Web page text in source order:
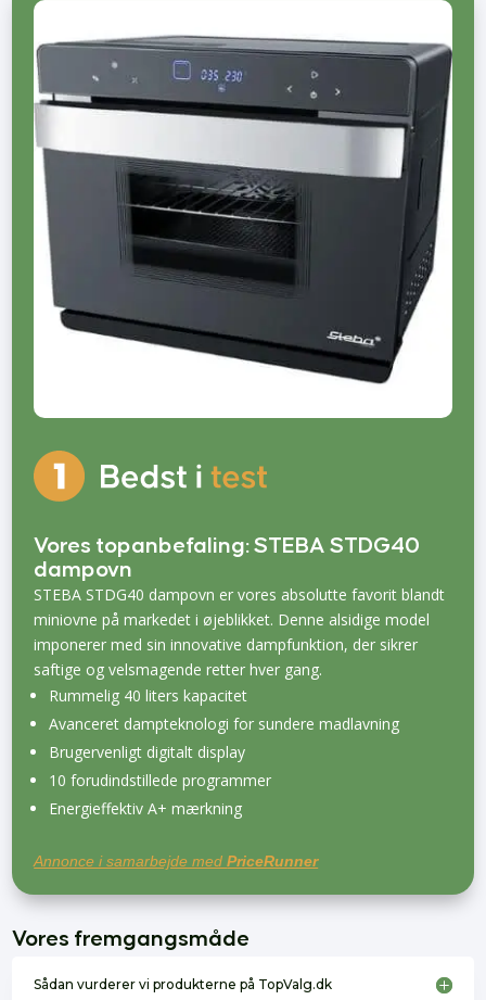
Vores topanbefaling: STEBA STDG40
dampovn
STEBA STDG40 dampovn er vores absolutte favorit blandt
miniovne på markedet i øjeblikket. Denne alsidige model
imponerer med sin innovative dampfunktion, der sikrer
saftige og velsmagende retter hver gang.
Rummelig 40 liters kapacitet
Avanceret dampteknologi for sundere madlavning
Brugervenligt digitalt display
10 forudindstillede programmer
Energieffektiv A+ mærkning
Annonce i samarbejde medPriceRunner
Vores fremgangsmåde
Sådan vurderer vi produkterne på TopValg.dk